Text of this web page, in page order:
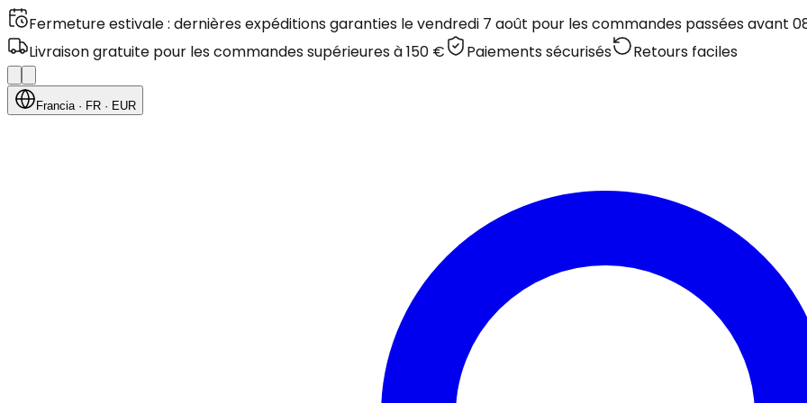
Fermeture estivale : dernières expéditions garanties le vendredi 7 août pour les commandes passées avant
Livraison gratuite pour les commandes supérieures à 150 €
Paiements sécurisés Retours faciles
Francia· FR · EUR